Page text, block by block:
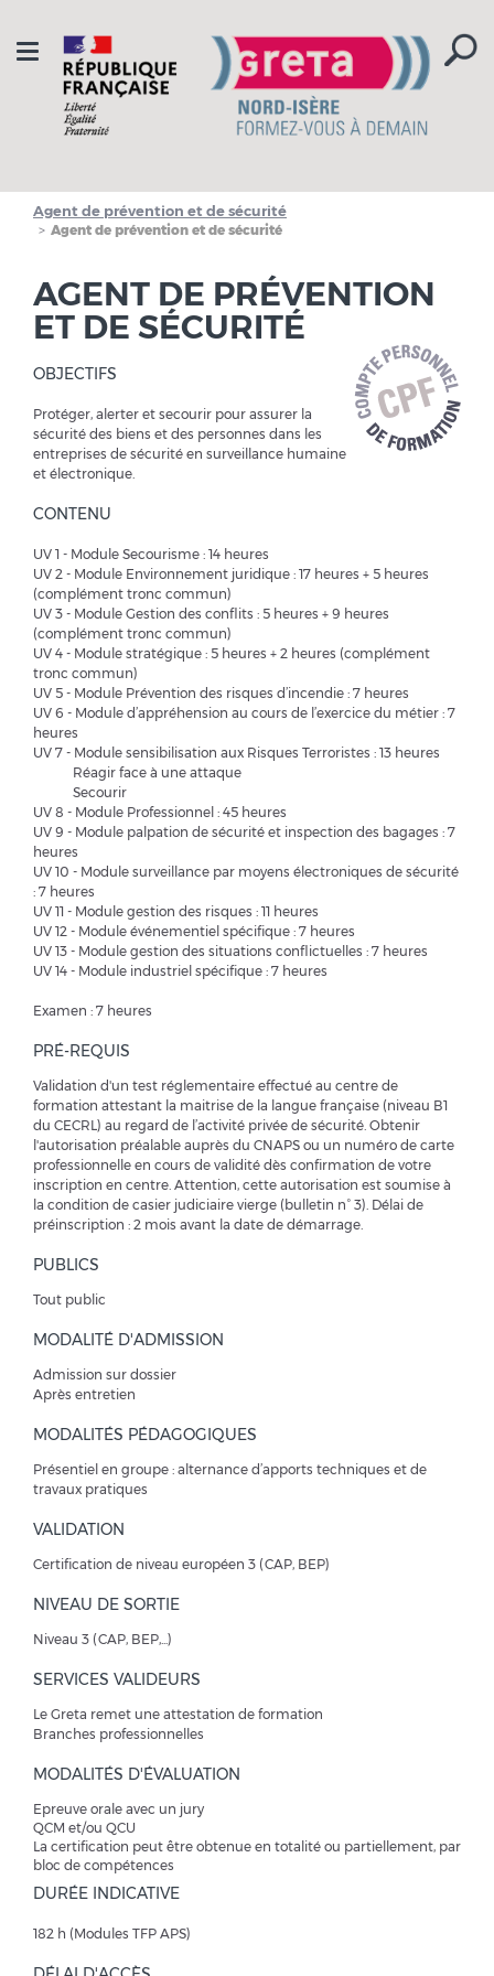
Toggle
navigation
Agent de prévention et de sécurité
Agent de prévention et de sécurité
AGENT DE PRÉVENTION
ET DE SÉCURITÉ
OBJECTIFS
Protéger, alerter et secourir pour assurer la
sécurité des biens et des personnes dans les
entreprises de sécurité en surveillance humaine
et électronique.
CONTENU
UV 1 - Module Secourisme : 14 heures
UV 2 - Module Environnement juridique : 17 heures + 5 heures
(complément tronc commun)
UV 3 - Module Gestion des conflits : 5 heures + 9 heures
(complément tronc commun)
UV 4 - Module stratégique : 5 heures + 2 heures (complément
tronc commun)
UV 5 - Module Prévention des risques d’incendie : 7 heures
UV 6 - Module d’appréhension au cours de l’exercice du métier : 7
heures
UV 7 - Module sensibilisation aux Risques Terroristes : 13 heures
Réagir face à une attaque
Secourir
UV 8 - Module Professionnel : 45 heures
UV 9 - Module palpation de sécurité et inspection des bagages : 7
heures
UV 10 - Module surveillance par moyens électroniques de sécurité
: 7 heures
UV 11 - Module gestion des risques : 11 heures
UV 12 - Module événementiel spécifique : 7 heures
UV 13 - Module gestion des situations conflictuelles : 7 heures
UV 14 - Module industriel spécifique : 7 heures
Examen : 7 heures
PRÉ-REQUIS
Validation d'un test réglementaire effectué au centre de
formation attestant la maitrise de la langue française (niveau B1
du CECRL) au regard de l’activité privée de sécurité. Obtenir
l'autorisation préalable auprès du CNAPS ou un numéro de carte
professionnelle en cours de validité dès confirmation de votre
inscription en centre. Attention, cette autorisation est soumise à
la condition de casier judiciaire vierge (bulletin n° 3). Délai de
préinscription : 2 mois avant la date de démarrage.
PUBLICS
Tout public
MODALITÉ D'ADMISSION
Admission sur dossier
Après entretien
MODALITÉS PÉDAGOGIQUES
Présentiel en groupe : alternance d’apports techniques et de
travaux pratiques
VALIDATION
Certification de niveau européen 3 (CAP, BEP)
NIVEAU DE SORTIE
Niveau 3 (CAP, BEP,...)
SERVICES VALIDEURS
Le Greta remet une attestation de formation
Branches professionnelles
MODALITÉS D'ÉVALUATION
Epreuve orale avec un jury
QCM et/ou QCU
La certification peut être obtenue en totalité ou partiellement, par
bloc de compétences
DURÉE INDICATIVE
182 h (Modules TFP APS)